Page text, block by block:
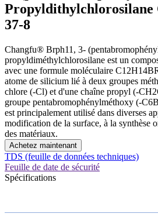
Propyldithylchlorosilane
37-8
Changfu® Brph11, 3-
propyldiméthylchlorosilane est un
avec une formule moléculaire
atome de silicium lié à deux groupes
chlore (-Cl) et d'une chaîne propyl (-
groupe pentabromophénylméthoxy (-
est principalement utilisé dans diverses
modification de la surface, à la synthèse
des matériaux.
Achetez maintenant
TDS (feuille de données techniques)
Feuille de date de sécurité
Spécifications